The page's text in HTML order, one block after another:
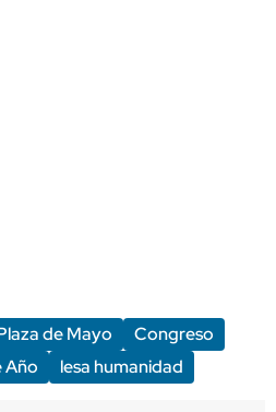
de Mayo
Congreso
Año lesa humanidad